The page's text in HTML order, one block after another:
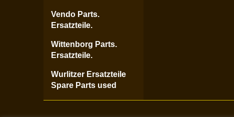
Vendo Parts.
Ersatzteile.
Wittenborg Parts.
Ersatzteile.
Wurlitzer Ersatzteile
Spare Parts used